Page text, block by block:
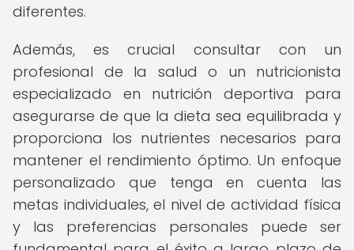
diferentes.
Además, es crucial consultar con un
profesional de la salud o un nutricionista
especializado en nutrición deportiva para
asegurarse de que la dieta sea equilibrada y
proporciona los nutrientes necesarios para
mantener el rendimiento óptimo. Un enfoque
personalizado que tenga en cuenta las
metas individuales, el nivel de actividad física
y las preferencias personales puede ser